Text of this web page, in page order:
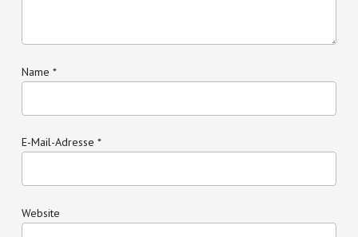
Name *
E-Mail-Adresse *
Website